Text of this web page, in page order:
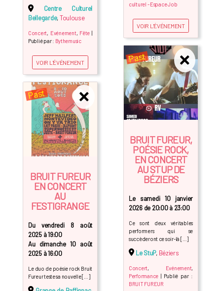
Centre Culturel
Bellegarde,Toulouse
Concert, Evénement, Fête |
Publié par : Bythemusic
VOIR L'ÉVÉNEMENT
culturel - Espace Job
VOIR L'ÉVÉNEMENT
BRUIT FUREUR,
POÉSIE ROCK,
EN CONCERT
AU STUP DE
BÉZIERS
Le samedi 10 janvier
2026 de 20:00 à 23:00
Ce sont deux véritables
performers qui se
succèderont ce soir-là […]
Le StuP, Béziers
Concert Evénement,
Performance | Publié par :
BRUIT FUREUR
Past
BRUIT FUREUR
EN CONCERT
AU
FESTIGRANGE
Du vendredi 8 août
2025 à 19:00
Au dimanche 10 août
2025 à 16:00
Le duo de poésie rock Bruit
Fureur teste sa nouvelle […]
Past